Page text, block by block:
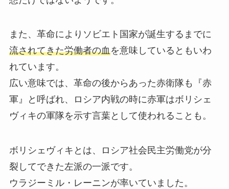
また、革命によりソビエト国家が誕生するまでに
流されてきた労働者の血を意味しているともいわ
れています。
広い意味では、革命の後からあった赤衛隊も『赤
軍』と呼ばれ、ロシア内戦の時に赤軍はボリシェ
ヴィキの軍隊を示す言葉として使われることも。
ボリシェヴィキとは、ロシア社会民主労働党が分
裂してできた左派の一派です。
ウラジーミル・レーニンが率いていました。